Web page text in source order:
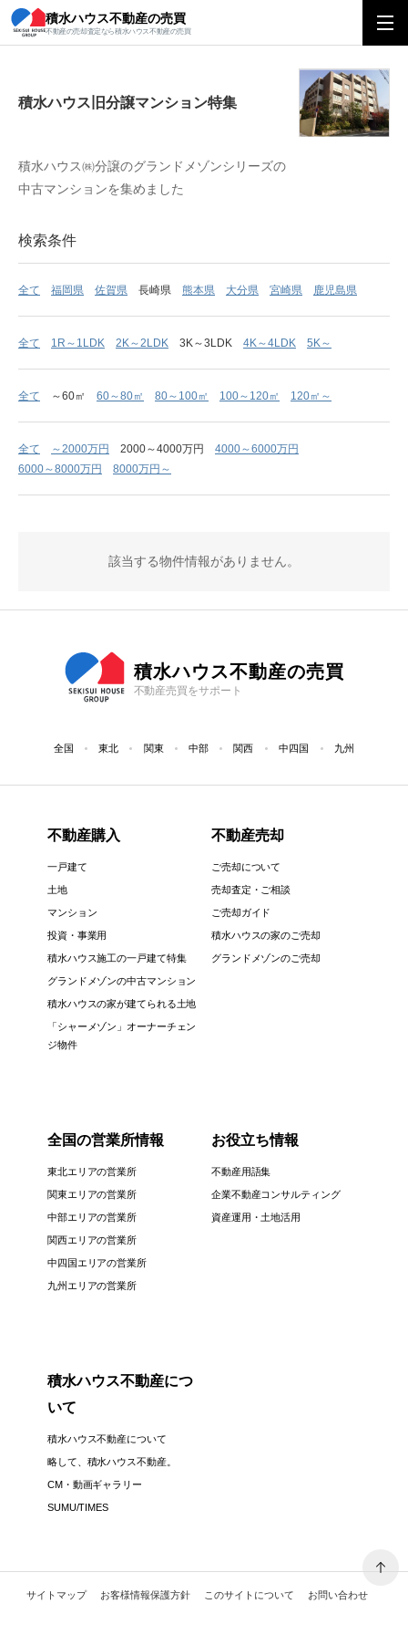
積水ハウス不動産の売買
不動産の売却査定なら積水ハウス不動産の売買
積水ハウス旧分譲マンション特集
積水ハウス旧分譲マンション特集
積水ハウス㈱分譲のグランドメゾンシリーズの
中古マンションを集めました
検索条件
全て 福岡県 佐賀県 長崎県 熊本県 大分県 宮崎県 鹿児島県
全て 1R～1LDK 2K～2LDK 3K～3LDK 4K～4LDK 5K～
全て ～60㎡ 60～80㎡ 80～100㎡ 100～120㎡ 120㎡～
全て ～2000万円 2000～4000万円
4000～6000万円
6000～8000万円
8000万円～
該当する物件情報がありません。
積水ハウス不動産の売買
不動産売買をサポート
全国 東北 関東 中部 関西 中四国 九州
不動産購入
一戸建て
土地
マンション
投資・事業用
積水ハウス施工の一戸建て特集
グランドメゾンの中古マンション
積水ハウスの家が建てられる土地
「シャーメゾン」オーナーチェン
ジ物件
不動産売却
ご売却について
売却査定・ご相談
ご売却ガイド
積水ハウスの家のご売却
グランドメゾンのご売却
全国の営業所情報
東北エリアの営業所
関東エリアの営業所
中部エリアの営業所
関西エリアの営業所
中四国エリアの営業所
九州エリアの営業所
お役立ち情報
不動産用語集
企業不動産コンサルティング
資産運用・土地活用
積水ハウス不動産につ
いて
積水ハウス不動産について
略して、積水ハウス不動産。
CM・動画ギャラリー
SUMU/TIMES
サイトマップ お客様情報保護方針 このサイトについて お問い合わせ